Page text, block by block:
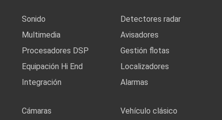
Sonido
Multimedia
Procesadores DSP
Equipación Hi End
Integración
Detectores radar
Avisadores
Gestión flotas
Localizadores
Alarmas
Cámaras
Vehículo clásico